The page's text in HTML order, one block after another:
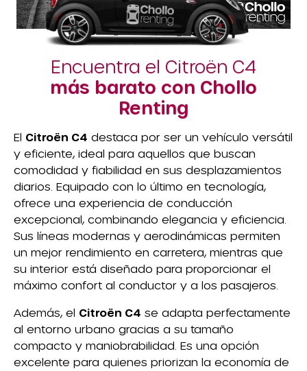
Encuentra el Citroën C4
más barato con Chollo
Renting
El Citroën C4 destaca por ser un vehículo versátil
y eficiente, ideal para aquellos que buscan
comodidad y fiabilidad en sus desplazamientos
diarios. Equipado con lo último en tecnología,
ofrece una experiencia de conducción
excepcional, combinando elegancia y eficiencia.
Sus líneas modernas y aerodinámicas permiten
un mejor rendimiento en carretera, mientras que
su interior está diseñado para proporcionar el
máximo confort al conductor y a los pasajeros.
Además, el Citroën C4 se adapta perfectamente
al entorno urbano gracias a su tamaño
compacto y maniobrabilidad. Es una opción
excelente para quienes priorizan la economía de